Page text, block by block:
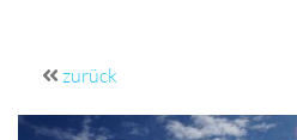
zurück